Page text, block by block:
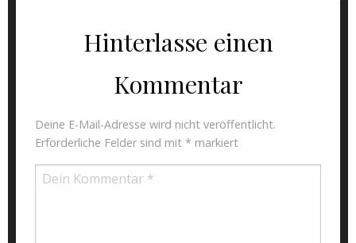
Hinterlasse einen
Kommentar
Deine E-Mail-Adresse wird nicht veröffentlicht.
Erforderliche Felder sind mit * markiert